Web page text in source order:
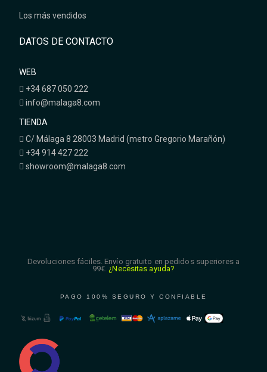
Los más vendidos
DATOS DE CONTACTO
WEB
+34 687 050 222
info@malaga8.com
TIENDA
C/ Málaga 8 28003 Madrid (metro Gregorio Marañón)
+34 914 427 222
showroom@malaga8.com
Devoluciones fáciles. Envío gratuito en pedidos superiores a
99€. ¿Necesitas ayuda?
PAGO 100% SEGURO Y CONFIABLE